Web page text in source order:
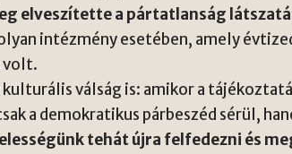
elveszítette a pártatlanság
intézmény esetében, amely
volt.
válság is: amikor a
a demokratikus párbeszéd sérül,
tehát újra felfedezni és